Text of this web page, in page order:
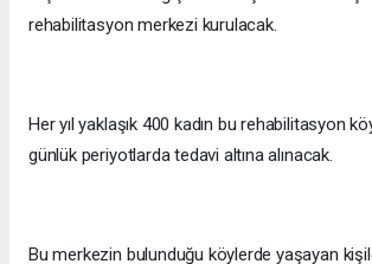
rehabilitasyon merkezi kurulacak.
Her yıl yaklaşık 400 kadın bu rehabilitasyon
günlük periyotlarda tedavi altına alınacak.
Bu merkezin bulunduğu köylerde yaşayan